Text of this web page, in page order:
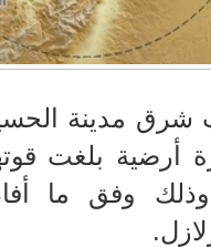
مدينة
وفق ما